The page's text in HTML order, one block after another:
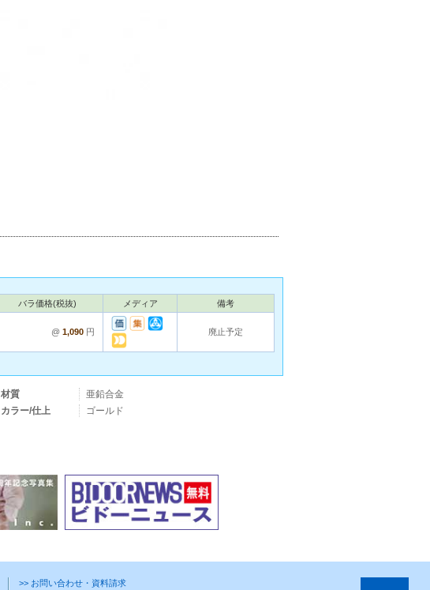
バラ価格(税抜) メディア 備考
@ 1,090 円 廃止予定
材質
亜鉛合金
カラー/仕上
ゴールド
>> お問い合わせ・資料請求